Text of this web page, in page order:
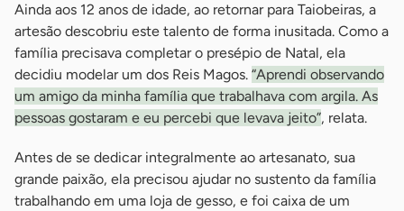
Ainda aos 12 anos de idade, ao retornar para Taiobeiras, a
artesão descobriu este talento de forma inusitada. Como a
família precisava completar o presépio de Natal, ela
decidiu modelar um dos Reis Magos. “Aprendi observando
um amigo da minha família que trabalhava com argila. As
pessoas gostaram e eu percebi que levava jeito”, relata.
Antes de se dedicar integralmente ao artesanato, sua
grande paixão, ela precisou ajudar no sustento da família
trabalhando em uma loja de gesso, e foi caixa de um